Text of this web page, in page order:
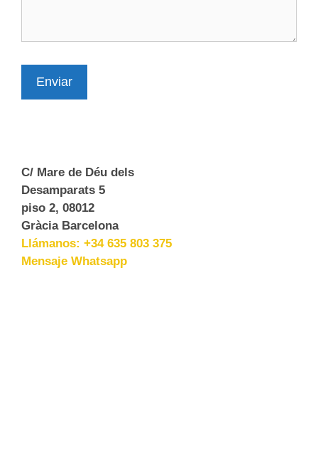
Enviar
C/ Mare de Déu dels
Desamparats 5
piso 2, 08012
Gràcia Barcelona
Llámanos: +34 635 803 375
Mensaje Whatsapp